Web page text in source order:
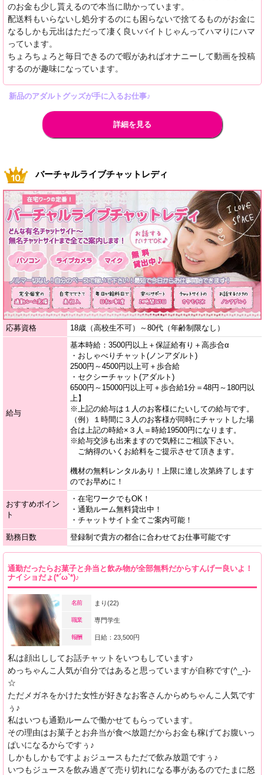
のお金も少し貰えるので本当に助かっています。
配送料もいらないし処分するのにも困らないで捨てるものがお金に
なるしかも元出はただって凄く良いバイトじゃんってハマりにハマ
っています。
ちょろちょろと毎日できるので暇があればオナニーして動画を投稿
するのが趣味になっています。
新品のアダルトグッズが手に入るお仕事♪
詳細を見る
バーチャルライブチャットレディ
応募資格 18歳（高校生不可）～80代（年齢制限なし）
給与
基本時給：3500円以上＋保証給有り＋高歩合α
・おしゃべりチャット(ノンアダルト)
2500円～4500円以上可＋歩合給
・セクシーチャット(アダルト)
6500円～15000円以上可＋歩合給1分＝48円～180円以
上】
※上記の給与は１人のお客様にたいしての給与です。
（例）１時間に３人のお客様が同時にチャットした場
合は上記の時給×３人＝時給19500円になります。
※給与交渉も出来ますので気軽にご相談下さい。
ご納得のいくお給料をご提示させて頂きます。
機材の無料レンタルあり！上限に達し次第終了します
のでお早めに！
おすすめポイン
ト
・在宅ワークでもOK！
・通勤ルーム無料貸出中！
・チャットサイト全てご案内可能！
勤務日数
登録制で貴方の都合に合わせてお仕事可能です
通勤だったらお菓子と弁当と飲み物が全部無料だからすんげー良いよ！
ナイショだょ(*´ω`*)♪
名前 まり(22)
職業 専門学生
報酬 日給：23,500円
私は顔出ししてお話チャットをいつもしています♪
めっちゃんこ人気が自分ではあると思っていますが自称です(^_-)-
☆
ただメガネをかけた女性が好きなお客さんからめちゃんこ人気です
ぅ♪
私はいつも通勤ルームで働かせてもらっています。
その理由はお菓子とお弁当が食べ放題だからお金も稼げてお腹いっ
ぱいになるからですぅ♪
しかもしかもですよぉジュースもただで飲み放題ですぅ♪
いつもジュースを飲み過ぎて売り切れになる事があるのでたまに怒